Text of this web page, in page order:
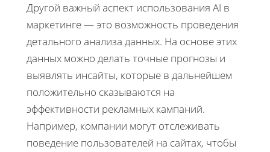
Другой важный аспект использования AI в
маркетинге — это возможность проведения
детального анализа данных. На основе этих
данных можно делать точные прогнозы и
выявлять инсайты, которые в дальнейшем
положительно сказываются на
эффективности рекламных кампаний.
Например, компании могут отслеживать
поведение пользователей на сайтах, чтобы